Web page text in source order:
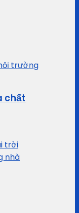
trường
chất
trời
nhà